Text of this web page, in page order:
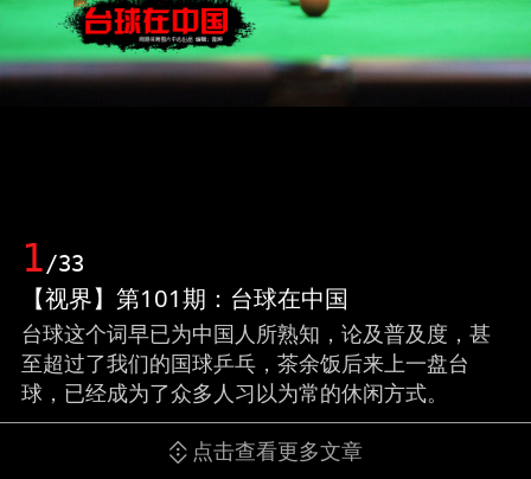
1/33
【视界】第101期：台球在中国
台球这个词早已为中国人所熟知，论及普及度，甚
至超过了我们的国球乒乓，茶余饭后来上一盘台
球，已经成为了众多人习以为常的休闲方式。
点击查看更多文章